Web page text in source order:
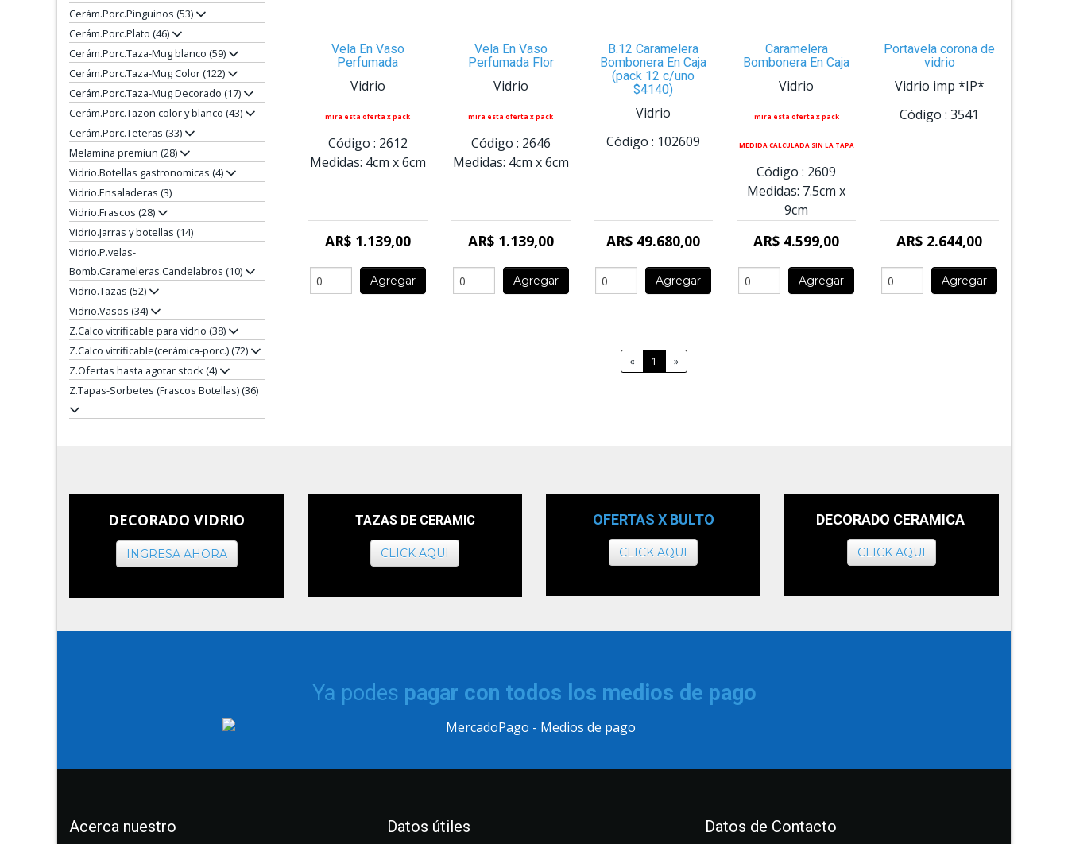
Cerám.Porc.Pinguinos (53)
Cerám.Porc.Plato (46)
Cerám.Porc.Taza-Mug blanco (59)
Cerám.Porc.Taza-Mug Color (122)
Cerám.Porc.Taza-Mug Decorado (17)
Cerám.Porc.Tazon color y blanco (43)
Cerám.Porc.Teteras (33)
Melamina premiun (28)
Vidrio.Botellas gastronomicas (4)
Vidrio.Ensaladeras (3)
Vidrio.Frascos (28)
Vidrio.Jarras y botellas (14)
Vidrio.P.velas-
Bomb.Carameleras.Candelabros (10)
Vidrio.Tazas (52)
Vidrio.Vasos (34)
Z.Calco vitrificable para vidrio (38)
Z.Calco vitrificable(cerámica-porc.) (72)
Z.Ofertas hasta agotar stock (4)
Z.Tapas-Sorbetes (Frascos Botellas) (36)
Vela En Vaso
Perfumada
Vidrio
mira esta oferta x pack
Código : 2612
Medidas: 4cm x6cm
AR$ 1.139,00
Agregar
Vela En Vaso
Perfumada Flor
Vidrio
mira esta oferta x pack
Código : 2646
Medidas: 4cm x6cm
AR$ 1.139,00
Agregar
B.12 Caramelera
Bombonera En Caja
(pack 12 c/uno
$4140)
Vidrio
Código : 102609
AR$ 49.680,00
Agregar
Caramelera
Bombonera En Caja
Vidrio
mira esta oferta x pack
MEDIDA CALCULADA SIN LA TAPA
Código : 2609
Medidas: 7.5cm x
9cm
AR$ 4.599,00
Agregar
Portavela corona de
vidrio
Vidrio imp *IP*
Código : 3541
AR$ 2.644,00
Agregar
« 1 »
DECORADO VIDRIO
INGRESA AHORA
TAZAS DE CERAMIC
CLICK AQUI
OFERTAS X BULTO
CLICK AQUI
DECORADO CERAMICA
CLICK AQUI
Ya podes pagar con todos los medios de pago
Acerca nuestro Datos útiles Datos de Contacto